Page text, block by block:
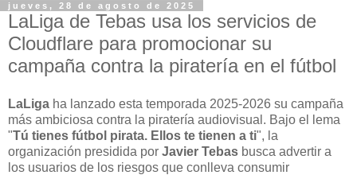
jueves, 28 de agosto de 2025
LaLiga de Tebas usa los servicios de
Cloudflare para promocionar su
campaña contra la piratería en el fútbol
LaLiga ha lanzado esta temporada 2025-2026 su campaña
más ambiciosa contra la piratería audiovisual. Bajo el lema
"Tú tienes fútbol pirata. Ellos te tienen a ti", la
organización presidida por Javier Tebas busca advertir a
los usuarios de los riesgos que conlleva consumir